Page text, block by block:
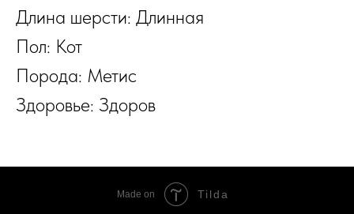
Длина шерсти: Длинная
Пол: Кот
Порода: Метис
Здоровье: Здоров
Made on Tilda